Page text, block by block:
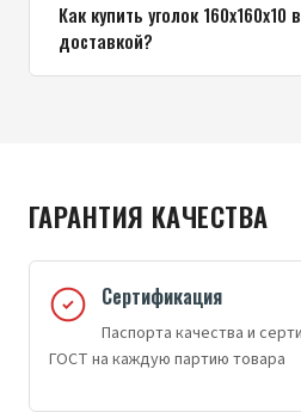
Как купить уголок 160x160x10
доставкой?
ГАРАНТИЯ КАЧЕСТВА
Сертификация
Паспорта качества и
ГОСТ на каждую партию товара